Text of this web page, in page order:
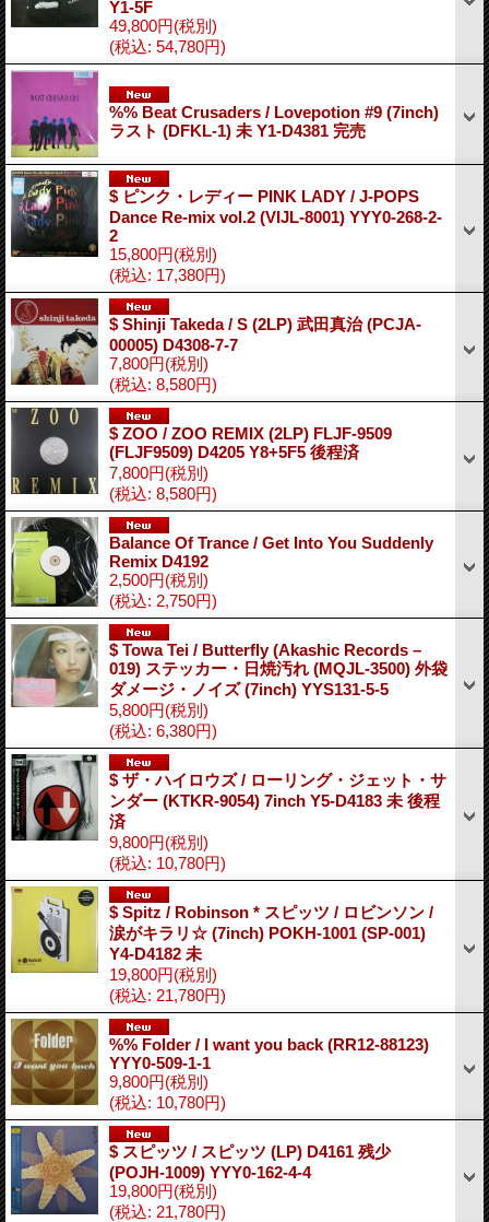
Y1-5F
49,800円(税別)
(税込: 54,780円)
%% Beat Crusaders / Lovepotion #9 (7inch)
ラスト (DFKL-1) 未 Y1-D4381 完売
$ ピンク・レディー PINK LADY / J-POPS
Dance Re-mix vol.2 (VIJL-8001) YYY0-268-2-
2
15,800円(税別)
(税込: 17,380円)
$ Shinji Takeda ‎/ S (2LP) 武田真治 (PCJA-
00005) D4308-7-7
7,800円(税別)
(税込: 8,580円)
$ ZOO / ZOO REMIX (2LP) FLJF-9509
(FLJF9509) D4205 Y8+5F5 後程済
7,800円(税別)
(税込: 8,580円)
Balance Of Trance ‎/ Get Into You Suddenly
Remix D4192
2,500円(税別)
(税込: 2,750円)
$ Towa Tei / Butterfly (Akashic Records –
019) ステッカー・日焼汚れ (MQJL-3500) 外袋
ダメージ・ノイズ (7inch) YYS131-5-5
5,800円(税別)
(税込: 6,380円)
$ ザ・ハイロウズ / ローリング・ジェット・サ
ンダー (KTKR-9054) 7inch Y5-D4183 未 後程
済
9,800円(税別)
(税込: 10,780円)
$ Spitz / Robinson * スピッツ / ロビンソン /
涙がキラリ☆ (7inch) POKH-1001 (SP-001)
Y4-D4182 未
19,800円(税別)
(税込: 21,780円)
%% Folder / I want you back (RR12-88123)
YYY0-509-1-1
9,800円(税別)
(税込: 10,780円)
$ スピッツ / スピッツ (LP) D4161 残少
(POJH-1009) YYY0-162-4-4
19,800円(税別)
(税込: 21,780円)